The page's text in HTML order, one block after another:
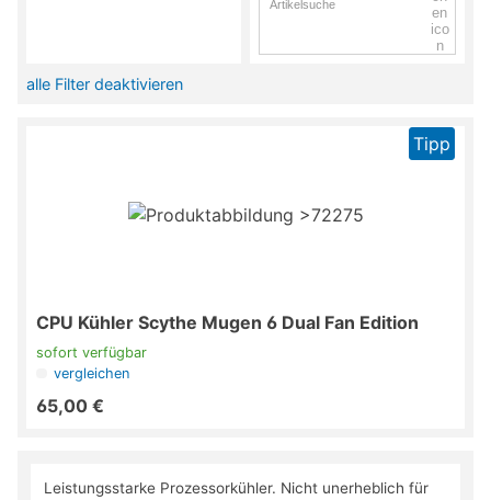
alle Filter deaktivieren
Tipp
CPU Kühler Scythe Mugen 6 Dual Fan Edition
sofort verfügbar
vergleichen
65,00 €
Leistungsstarke Prozessorkühler. Nicht unerheblich für